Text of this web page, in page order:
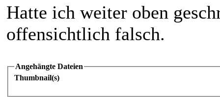
Hatte ich weiter oben
offensichtlich falsch.
Angehängte Dateien
Thumbnail(s)